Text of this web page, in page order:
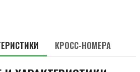
КРОСС-НОМЕРА